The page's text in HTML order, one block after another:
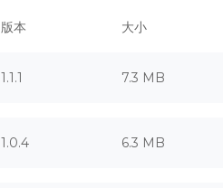
版本 大小
1.1.1 7.3 MB
1.0.4 6.3 MB